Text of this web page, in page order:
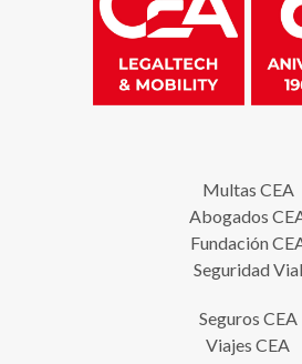
Multas CEA
Abogados
Fundación
Seguridad Vial
Seguros CEA
Viajes CEA